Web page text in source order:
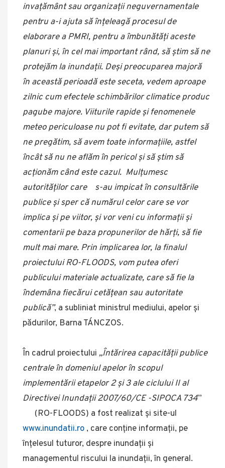
invațământ sau organizații neguvernamentale
pentru a-i ajuta să înțeleagă procesul de
elaborare a PMRI, pentru a îmbunătăți aceste
planuri și, în cel mai important rând, să știm să ne
protejăm la inundații. Deși preocuparea majoră
în această perioadă este seceta, vedem aproape
zilnic cum efectele schimbărilor climatice produc
pagube majore. Viiturile rapide și fenomenele
meteo periculoase nu pot fi evitate, dar putem să
ne pregătim, să avem toate informațiile, astfel
încât să nu ne aflăm în pericol și să știm să
acționăm când este cazul. Mulțumesc
autorităților care s-au impicat în consultările
publice și sper că numărul celor care se vor
implica și pe viitor, și vor veni cu informații și
comentarii pe baza propunerilor de hărți, să fie
mult mai mare. Prin implicarea lor, la finalul
proiectului RO-FLOODS, vom putea oferi
publicului materiale actualizate, care să fie la
îndemâna fiecărui cetățean sau autoritate
publică”, a subliniat ministrul mediului, apelor și
pădurilor, Barna TÁNCZOS.
În cadrul proiectului „Întărirea capacității publice
centrale în domeniul apelor în scopul
implementării etapelor 2 și 3 ale ciclului II al
Directivei Inundații 2007/60/CE -SIPOCA 734”
(RO-FLOODS) a fost realizat și site-ul
www.inundatii.ro , care conține informații, pe
înțelesul tuturor, despre inundații și
managementul riscului la inundații, în general.